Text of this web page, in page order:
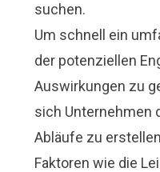
suchen.
Um schnell ein
der potenziellen
Auswirkungen zu
sich Unternehmen
Abläufe zu
Faktoren wie die